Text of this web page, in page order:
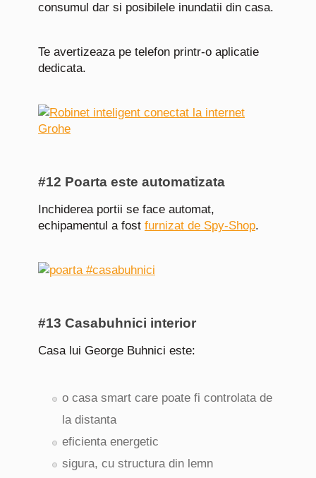
consumul dar si posibilele inundatii din casa.
Te avertizeaza pe telefon printr-o aplicatie
dedicata.
#12 Poarta este automatizata
Inchiderea portii se face automat,
echipamentul a fost furnizat de Spy-Shop.
#13 Casabuhnici interior
Casa lui George Buhnici este:
o casa smart care poate fi controlata de
la distanta
eficienta energetic
sigura, cu structura din lemn